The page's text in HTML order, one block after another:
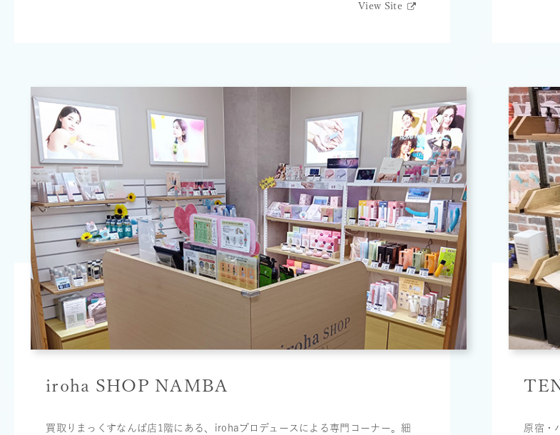
View Site
iroha SHOP NAMBA
買取りまっくすなんば店1階にある、irohaプロデュースによる専門コーナー。細 原宿・